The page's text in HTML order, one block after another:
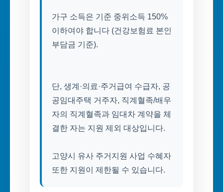
가구 소득은 기준 중위소득 150%
이하여야 합니다 (건강보험료 본인
부담금 기준).
단, 생계·의료·주거급여 수급자, 공
공임대주택 거주자, 직계혈족/배우
자의 직계혈족과 임대차 계약을 체
결한 자는 지원 제외 대상입니다.
고양시 유사 주거지원 사업 수혜자